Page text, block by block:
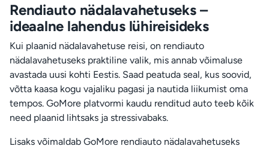
Rendiauto nädalavahetuseks –
ideaalne lahendus lühireisideks
Kui plaanid nädalavahetuse reisi, on rendiauto
nädalavahetuseks praktiline valik, mis annab võimaluse
avastada uusi kohti Eestis. Saad peatuda seal, kus soovid,
võtta kaasa kogu vajaliku pagasi ja nautida liikumist oma
tempos. GoMore platvormi kaudu renditud auto teeb kõik
need plaanid lihtsaks ja stressivabaks.
Lisaks võimaldab GoMore rendiauto nädalavahetuseks